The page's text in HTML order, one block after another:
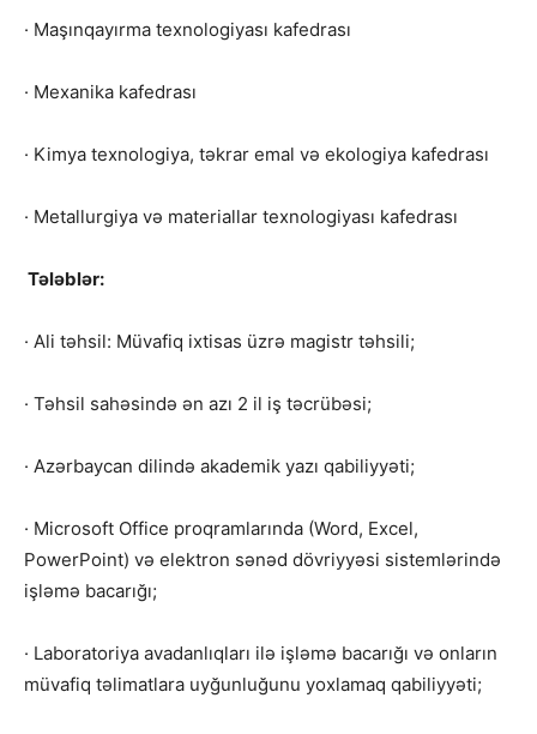
· Maşınqayırma texnologiyası kafedrası
· Mexanika kafedrası
· Kimya texnologiya, təkrar emal və ekologiya kafedrası
· Metallurgiya və materiallar texnologiyası kafedrası
Tələblər:
· Ali təhsil: Müvafiq ixtisas üzrə magistr təhsili;
· Təhsil sahəsində ən azı 2 il iş təcrübəsi;
· Azərbaycan dilində akademik yazı qabiliyyəti;
· Microsoft Office proqramlarında (Word, Excel,
PowerPoint) və elektron sənəd dövriyyəsi sistemlərində
işləmə bacarığı;
· Laboratoriya avadanlıqları ilə işləmə bacarığı və onların
müvafiq təlimatlara uyğunluğunu yoxlamaq qabiliyyəti;